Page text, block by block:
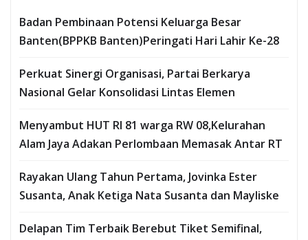
Badan Pembinaan Potensi Keluarga Besar
Banten(BPPKB Banten)Peringati Hari Lahir Ke-28
Perkuat Sinergi Organisasi, Partai Berkarya
Nasional Gelar Konsolidasi Lintas Elemen
Menyambut HUT RI 81 warga RW 08,Kelurahan
Alam Jaya Adakan Perlombaan Memasak Antar RT
Rayakan Ulang Tahun Pertama, Jovinka Ester
Susanta, Anak Ketiga Nata Susanta dan Mayliske
Delapan Tim Terbaik Berebut Tiket Semifinal,